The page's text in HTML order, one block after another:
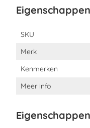
van
afbeeldingen-
Eigenschappen
Eigenschappen
SKU
Merk
Kenmerken
Meer info
Eigenschappen